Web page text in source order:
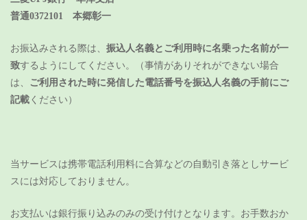
普通0372101 本郷彰一
お振込みされる際は、 振込人名義とご利用時に名乗った名前が一
致するようにしてください。（事情がありそれができない場合
は、 ご利用された時に発信した電話番号を振込人名義の手前にご
記載 ください）
当サービスは携帯電話利用料に合算などの自動引き落としサービ
スには対応しておりません。
お支払いは銀行振り込みのみの受け付けとなります。 お手数おか